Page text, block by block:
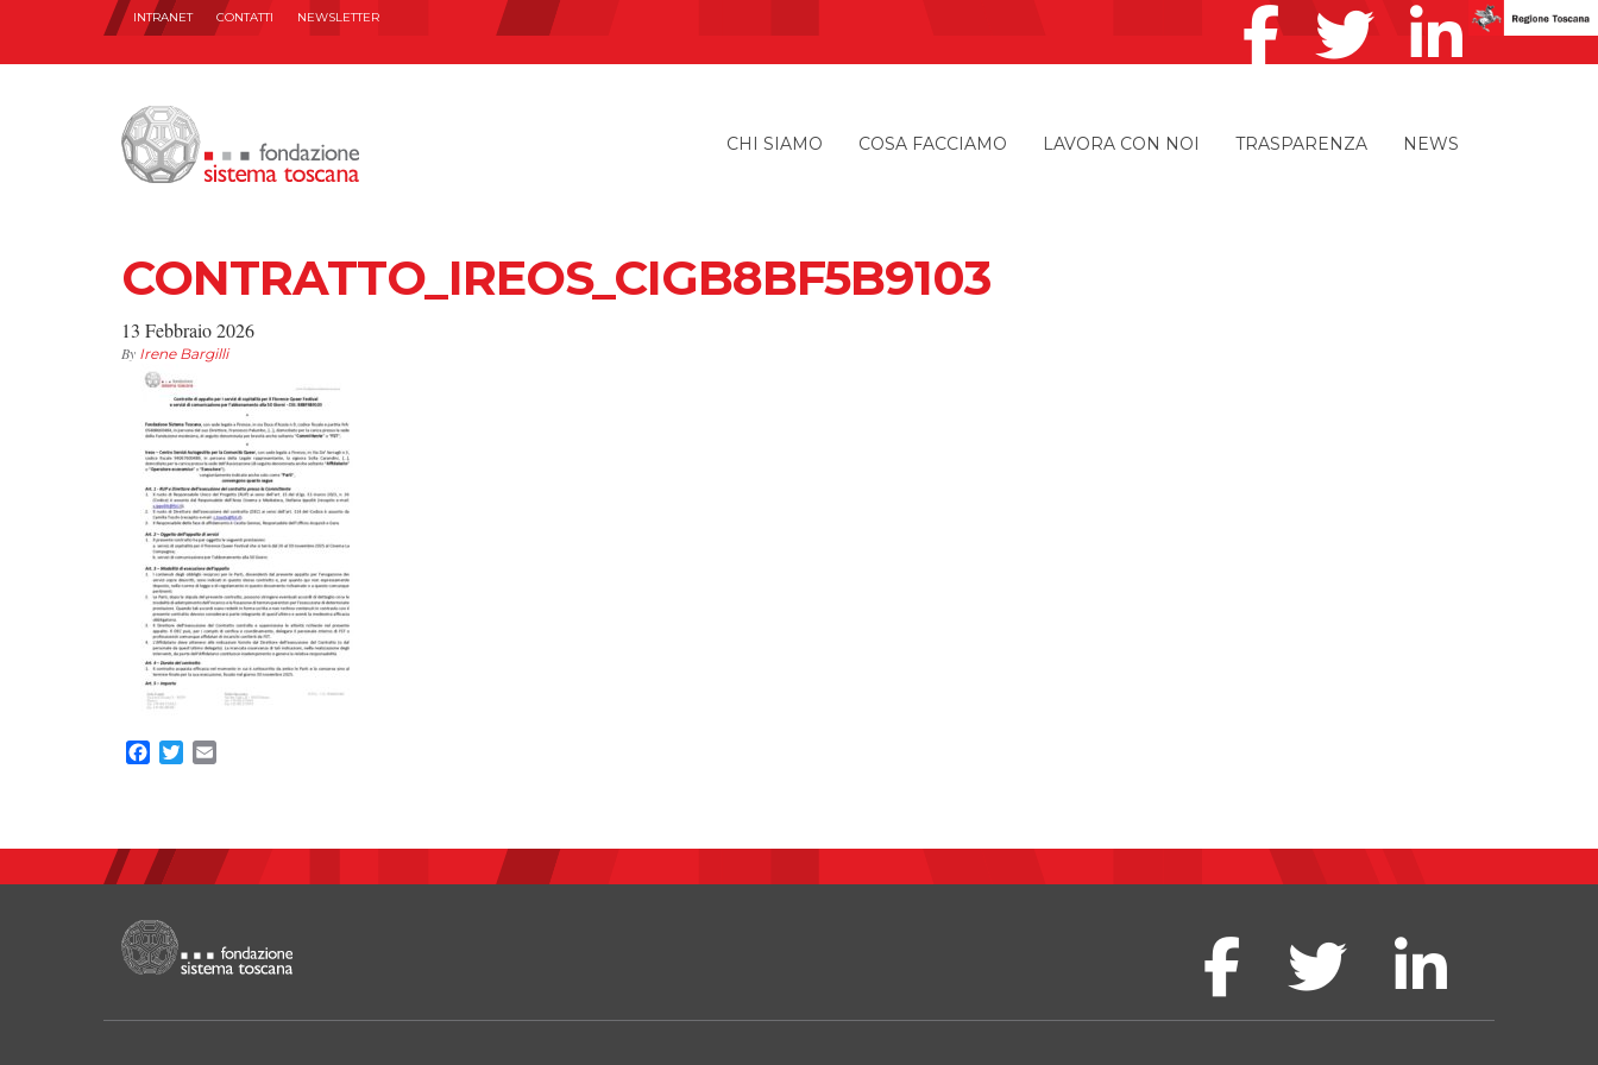
INTRANET CONTATTI NEWSLETTER
CHI SIAMO COSA FACCIAMO LAVORA CON NOI TRASPARENZA NEWS
CONTRATTO_IREOS_CIGB8BF5B9103
13 Febbraio 2026
By Irene Bargilli
Facebook
Twitter